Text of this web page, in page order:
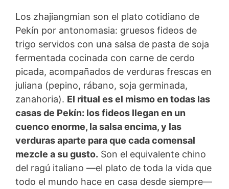
Los zhajiangmian son el plato cotidiano de
Pekín por antonomasia: gruesos fideos de
trigo servidos con una salsa de pasta de soja
fermentada cocinada con carne de cerdo
picada, acompañados de verduras frescas en
juliana (pepino, rábano, soja germinada,
zanahoria). El ritual es el mismo en todas las
casas de Pekín: los fideos llegan en un
cuenco enorme, la salsa encima, y las
verduras aparte para que cada comensal
mezcle a su gusto. Son el equivalente chino
del ragú italiano —el plato de toda la vida que
todo el mundo hace en casa desde siempre—